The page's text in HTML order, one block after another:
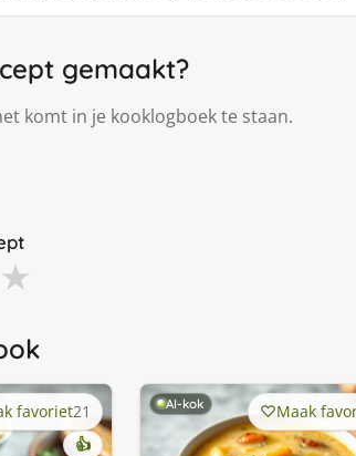
gemaakt?
komt in je kooklogboek te staan.
★
favoriet21
👍
AI-kok Maak